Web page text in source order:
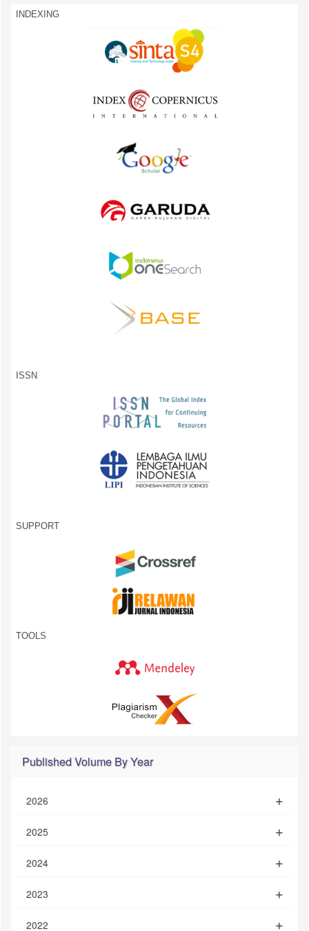
INDEXING
ISSN
SUPPORT
TOOLS
Published Volume By Year
2026
2025
2024
2023
2022